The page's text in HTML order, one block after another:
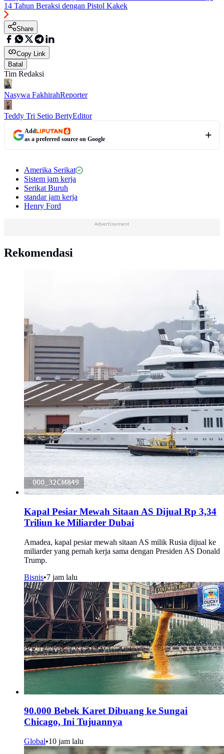
14 Tahun Beraksi dengan Pistol Kakek
Share
Copy Link
Batal
Tim Redaksi
Nasywa FakhirahReporter
Teddy Tri Setio BertyEditor
Add
as a preferred source on Google
Amerika Serikat
Sistem jam kerja
Serikat Buruh
standar jam kerja
Henry Ford
Advertisement
Rekomendasi
Kapal Pesiar Mewah Sitaan AS Dijual Rp 3,34
Triliun ke Miliarder Dubai
Amadea, kapal pesiar mewah sitaan AS milik Rusia dijual ke
miliarder yang pernah kerja sama dengan Presiden AS Donald
Trump.
Bisnis•7 jam lalu
90.000 Bebek Karet Dibuang ke Sungai
Chicago, Ini Tujuannya
Global•10 jam lalu